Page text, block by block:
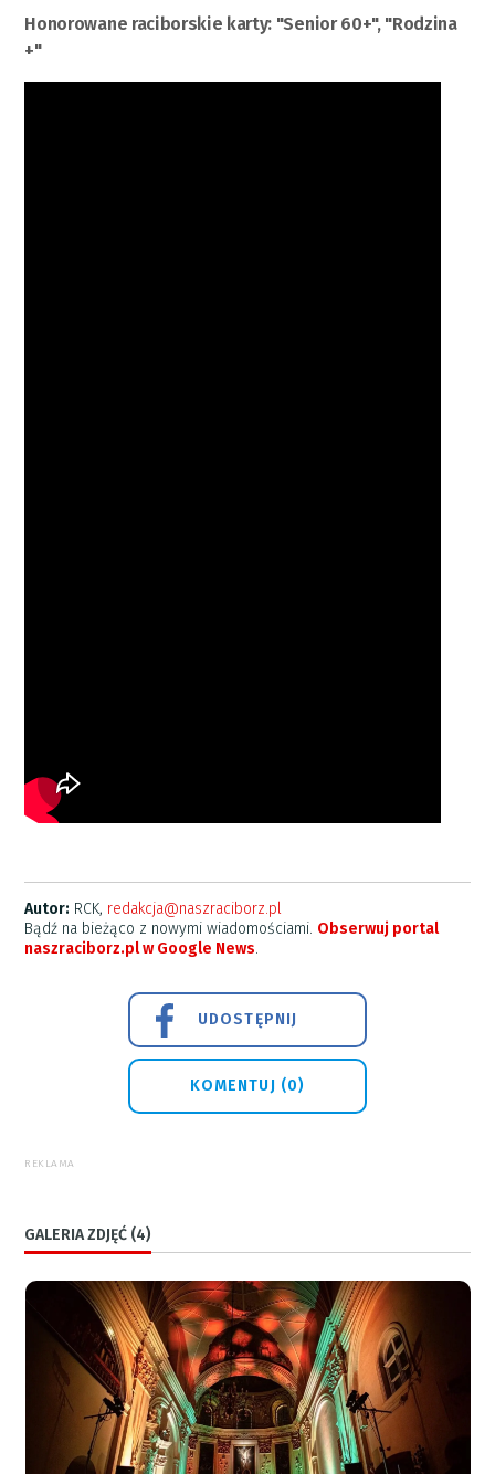
Honorowane raciborskie karty: "Senior 60+", "Rodzina
+"
Autor: RCK, redakcja@naszraciborz.pl
Bądź na bieżąco z nowymi wiadomościami. Obserwuj portal
naszraciborz.pl w Google News.
UDOSTĘPNIJ
KOMENTUJ (0)
REKLAMA
GALERIA ZDJĘĆ (4)